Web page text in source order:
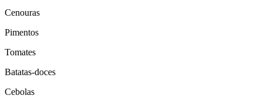
Cenouras
Pimentos
Tomates
Batatas-doces
Cebolas